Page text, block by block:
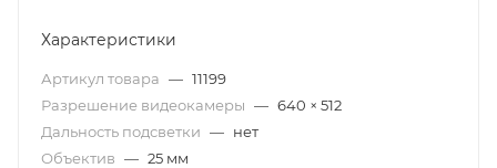
Характеристики
Артикул товара — 11199
Разрешение видеокамеры — 640 × 512
Дальность подсветки — нет
Объектив — 25 мм